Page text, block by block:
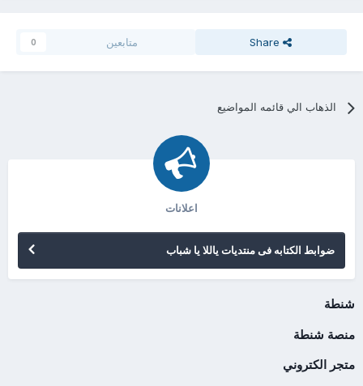
Share متابعين 0
الذهاب الي قائمه المواضيع
اعلانات
ضوابط الكتابه فى منتديات ياللا يا شباب
شنطة
منصة شنطة
متجر الكتروني